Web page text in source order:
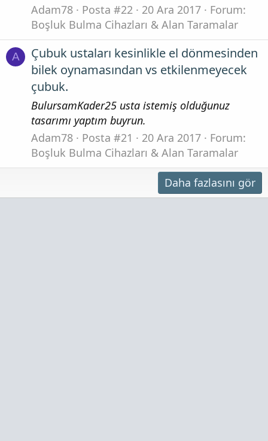
Adam78
Posta #22 20 Ara 2017
Forum:
Boşluk Bulma Cihazları & Alan Taramalar
A
Çubuk ustaları kesinlikle el dönmesinden
bilek oynamasından vs etkilenmeyecek
çubuk.
BulursamKader25 usta istemiş olduğunuz
tasarımı yaptım buyrun.
Adam78
Posta #21 20 Ara 2017
Forum:
Boşluk Bulma Cihazları & Alan Taramalar
Daha fazlasını gör